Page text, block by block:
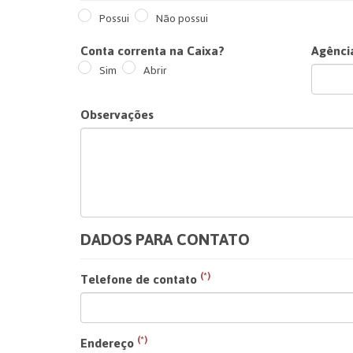
Possui Não possui
Conta correnta na Caixa?
Sim Abrir
Observações
DADOS PARA CONTATO
Telefone de contato (*)
Endereço (*)